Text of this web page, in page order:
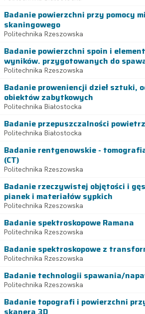
Badanie powierzchni przy pomocy
skaningowego
Politechnika Rzeszowska
Badanie powierzchni spoin i
wyników. przygotowanych do
Politechnika Rzeszowska
Badanie proweniencji dzieł sztuki,
obiektów zabytkowych
Politechnika Białostocka
Badanie przepuszczalności
Politechnika Białostocka
Badanie rentgenowskie -
(CT)
Politechnika Rzeszowska
Badanie rzeczywistej objętości i
pianek i materiałów sypkich
Politechnika Rzeszowska
Badanie spektroskopowe Ramana
Politechnika Rzeszowska
Badanie spektroskopowe z
Politechnika Rzeszowska
Badanie technologii spawania/
Politechnika Rzeszowska
Badanie topografi i powierzchni